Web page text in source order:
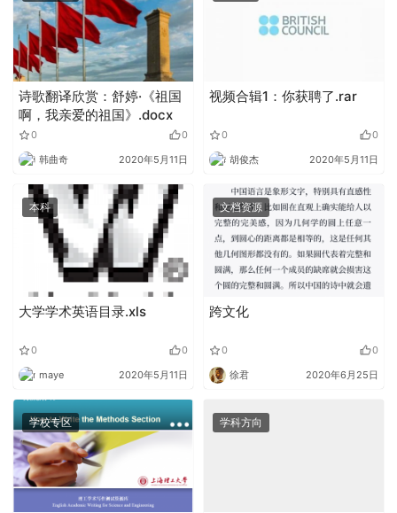
诗歌翻译欣赏：舒婷·《祖国
啊，我亲爱的祖国》.docx
0 0
韩曲奇 2020年5月11日
视频合辑1：你获聘了.rar
0 0
胡俊杰 2020年5月11日
本科
大学学术英语目录.xls
0 0
maye 2020年5月11日
文档资源
跨文化
0 0
徐君 2020年6月25日
学校专区 学科方向